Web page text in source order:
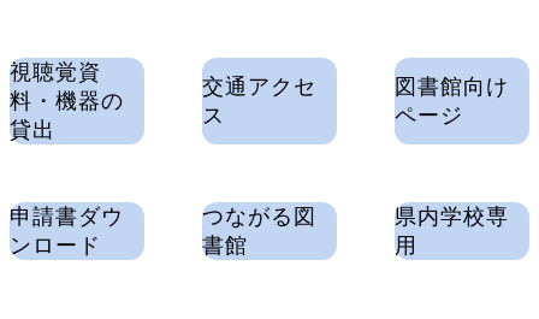
視聴覚資
料・機器の
貸出
交通アクセ
ス
図書館向け
ページ
申請書ダウ
ンロード
つながる図
書館
県内学校専
用